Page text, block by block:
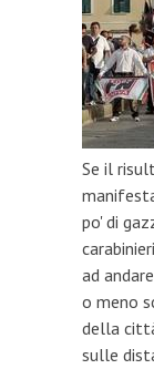
Se il
po' di
ad
o meno
della
sulle